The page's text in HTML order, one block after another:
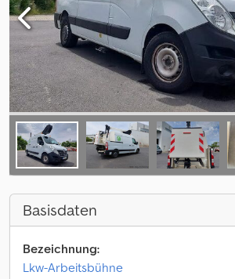
Basisdaten
Bezeichnung:
Lkw-Arbeitsbühne